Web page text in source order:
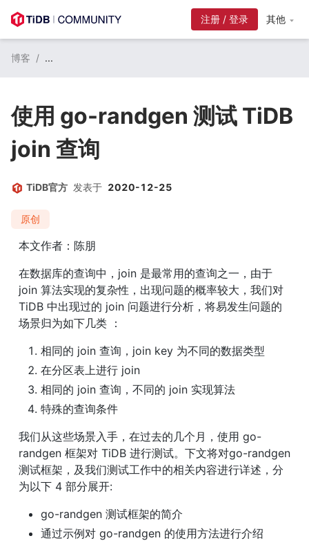
注册 / 登录 其他
博客 / ...
使用 go-randgen 测试 TiDB
join 查询
TiDB官方 发表于 2020-12-25
原创
本文作者：陈朋
在数据库的查询中，join 是最常用的查询之一，由于
join 算法实现的复杂性，出现问题的概率较大，我们对
TiDB 中出现过的 join 问题进行分析，将易发生问题的
场景归为如下几类 ：
相同的 join 查询，join key 为不同的数据类型
在分区表上进行 join
相同的 join 查询，不同的 join 实现算法
特殊的查询条件
我们从这些场景入手，在过去的几个月，使用 go-
randgen 框架对 TiDB 进行测试。下文将对go-randgen
测试框架，及我们测试工作中的相关内容进行详述，分
为以下 4 部分展开:
go-randgen 测试框架的简介
通过示例对 go-randgen 的使用方法进行介绍